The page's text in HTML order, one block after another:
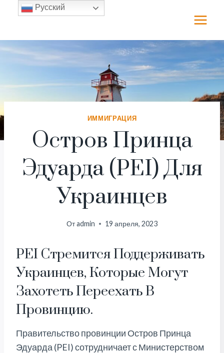
Перейти
ИММИГРАЦИЯ
Остров Принца
Эдуарда (PEI) Для
Украинцев
Отadmin 19 апреля, 2023
PEI Стремится Поддерживать
Украинцев, Которые Могут
Захотеть Переехать В
Провинцию.
Правительство провинции Остров Принца
Эдуарда (PEI) сотрудничает с Министерством
Русский